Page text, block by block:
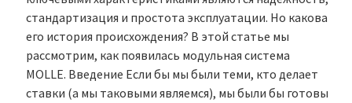
стандартизация и простота эксплуатации. Но какова
его история происхождения? В этой статье мы
рассмотрим, как появилась модульная система
MOLLE. Введение Если бы мы были теми, кто делает
ставки (а мы таковыми являемся), мы были бы готовы